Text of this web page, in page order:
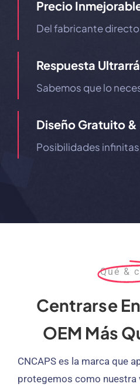
Precio
Del fabricante
Respuesta
Sabemos que lo
Diseño Gratuito &
Posibilidades infinitas
Qué &
Centrarse
OEM Más
CNCAPS es la marca que
protegemos como nuestra